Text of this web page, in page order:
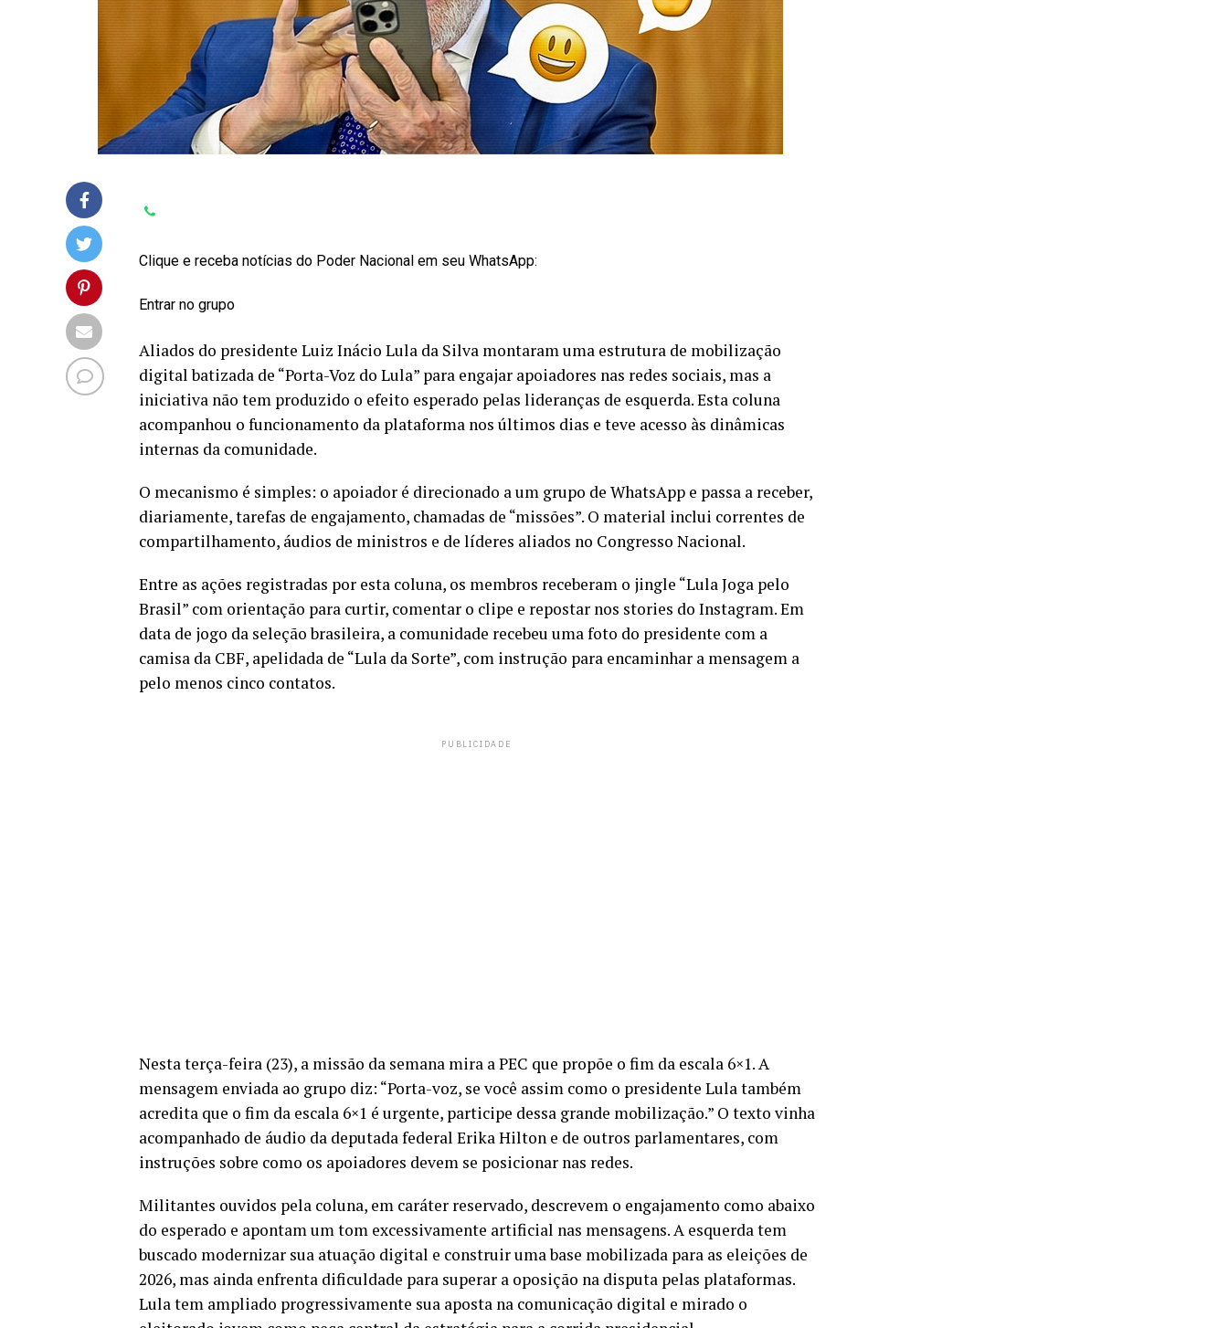
Clique e receba notícias do Poder Nacional em seu WhatsApp:
Entrar no grupo
Aliados do presidente Luiz Inácio Lula da Silva montaram uma estrutura de mobilização
digital batizada de “Porta-Voz do Lula” para engajar apoiadores nas redes sociais, mas a
iniciativa não tem produzido o efeito esperado pelas lideranças de esquerda. Esta coluna
acompanhou o funcionamento da plataforma nos últimos dias e teve acesso às dinâmicas
internas da comunidade.
O mecanismo é simples: o apoiador é direcionado a um grupo de WhatsApp e passa a receber,
diariamente, tarefas de engajamento, chamadas de “missões”. O material inclui correntes de
compartilhamento, áudios de ministros e de líderes aliados no Congresso Nacional.
Entre as ações registradas por esta coluna, os membros receberam o jingle “Lula Joga pelo
Brasil” com orientação para curtir, comentar o clipe e repostar nos stories do Instagram. Em
data de jogo da seleção brasileira, a comunidade recebeu uma foto do presidente com a
camisa da CBF, apelidada de “Lula da Sorte”, com instrução para encaminhar a mensagem a
pelo menos cinco contatos.
PUBLICIDADE
Nesta terça-feira (23), a missão da semana mira a PEC que propõe o fim da escala 6×1. A
mensagem enviada ao grupo diz: “Porta-voz, se você assim como o presidente Lula também
acredita que o fim da escala 6×1 é urgente, participe dessa grande mobilização.” O texto vinha
acompanhado de áudio da deputada federal Erika Hilton e de outros parlamentares, com
instruções sobre como os apoiadores devem se posicionar nas redes.
Militantes ouvidos pela coluna, em caráter reservado, descrevem o engajamento como abaixo
do esperado e apontam um tom excessivamente artificial nas mensagens. A esquerda tem
buscado modernizar sua atuação digital e construir uma base mobilizada para as eleições de
2026, mas ainda enfrenta dificuldade para superar a oposição na disputa pelas plataformas.
Lula tem ampliado progressivamente sua aposta na comunicação digital e mirado o